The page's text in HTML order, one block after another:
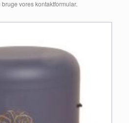
vores kontaktformular.